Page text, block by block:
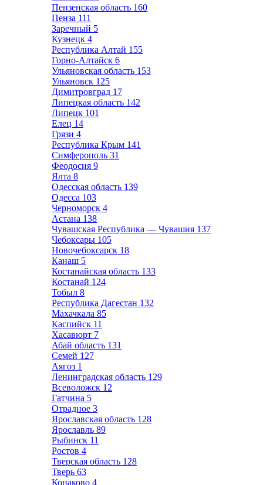
Пензенская область 160
Пенза 111
Заречный 5
Кузнецк 4
Республика Алтай 155
Горно-Алтайск 6
Ульяновская область 153
Ульяновск 125
Димитровград 17
Липецкая область 142
Липецк 101
Елец 14
Грязи 4
Республика Крым 141
Симферополь 31
Феодосия 9
Ялта 8
Одесская область 139
Одесса 103
Черноморск 4
Астана 138
Чувашская Республика — Чувашия 137
Чебоксары 105
Новочебоксарск 18
Канаш 5
Костанайская область 133
Костанай 124
Тобыл 8
Республика Дагестан 132
Махачкала 85
Каспийск 11
Хасавюрт 7
Абай область 131
Семей 127
Аягоз 1
Ленинградская область 129
Всеволожск 12
Гатчина 5
Отрадное 3
Ярославская область 128
Ярославль 89
Рыбинск 11
Ростов 4
Тверская область 128
Тверь 63
Конаково 4